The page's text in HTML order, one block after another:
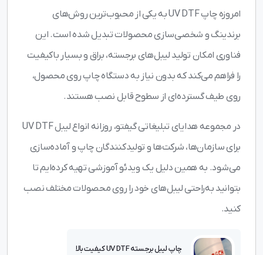
امروزه چاپ UV DTF به یکی از محبوب‌ترین روش‌های
برندینگ و شخصی‌سازی محصولات تبدیل شده است. این
فناوری امکان تولید لیبل‌های برجسته، براق و بسیار باکیفیت
را فراهم می‌کند که بدون نیاز به دستگاه چاپ روی محصول،
روی طیف گسترده‌ای از سطوح قابل نصب هستند.
در مجموعه هدایای تبلیغاتی گیفتو، روزانه انواع لیبل UV DTF
برای سازمان‌ها، شرکت‌ها و تولیدکنندگان چاپ و آماده‌سازی
می‌شود. به همین دلیل یک ویدئو آموزشی تهیه کرده‌ایم تا
بتوانید به‌راحتی لیبل‌های خود را روی محصولات مختلف نصب
کنید.
چاپ لیبل برجسته UV DTF کیفیت بالا